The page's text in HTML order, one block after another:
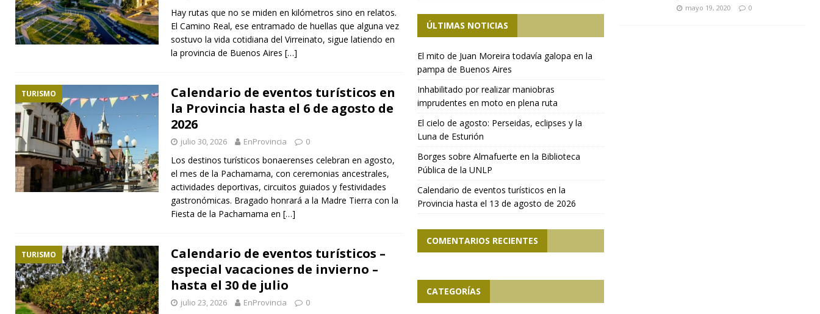
Hay rutas que no se miden en kilómetros sino en relatos.
El Camino Real, ese entramado de huellas que alguna vez
sostuvo la vida cotidiana del Virreinato, sigue latiendo en
la provincia de Buenos Aires […]
TURISMO
Calendario de eventos turísticos en
la Provincia hasta el 6 de agosto de
2026
julio 30, 2026 EnProvincia 0
Los destinos turísticos bonaerenses celebran en agosto,
el mes de la Pachamama, con ceremonias ancestrales,
actividades deportivas, circuitos guiados y festividades
gastronómicas. Bragado honrará a la Madre Tierra con la
Fiesta de la Pachamama en […]
TURISMO
Calendario de eventos turísticos –
especial vacaciones de invierno –
hasta el 30 de julio
julio 23, 2026 EnProvincia 0
ÚLTIMAS NOTICIAS
El mito de Juan Moreira todavía galopa en la
pampa de Buenos Aires
Inhabilitado por realizar maniobras
imprudentes en moto en plena ruta
El cielo de agosto: Perseidas, eclipses y la
Luna de Esturión
Borges sobre Almafuerte en la Biblioteca
Pública de la UNLP
Calendario de eventos turísticos en la
Provincia hasta el 13 de agosto de 2026
COMENTARIOS RECIENTES
CATEGORÍAS
mayo 19, 2020 0